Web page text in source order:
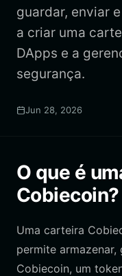
guardar, enviar
a criar uma
DApps e a
segurança.
Jun 28, 2026
O que é
Cobiecoin?
Uma carteira
permite
Cobiecoin, um